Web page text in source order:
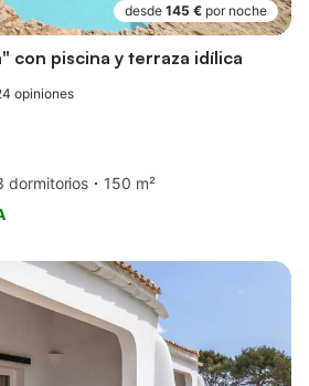
desde 145 € por noche
con piscina y terraza idílica
opiniones
dormitorios
150 m²